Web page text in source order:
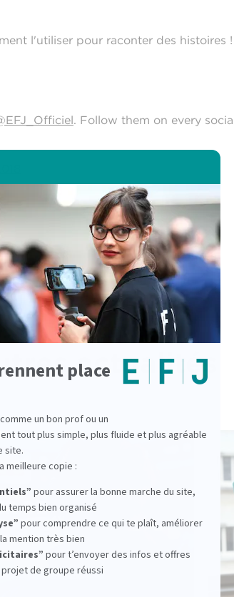
l'utiliser pour raconter des histoires !
. Follow them on every
actualités